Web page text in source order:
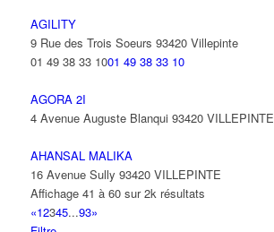
AGILITY
9 Rue des Trois Soeurs 93420 Villepinte
01 49 38 33 1001 49 38 33 10
AGORA 2I
4 Avenue Auguste Blanqui 93420 VILLEPINTE
AHANSAL MALIKA
16 Avenue Sully 93420 VILLEPINTE
Affichage 41 à 60 sur 2k résultats
«12345...93»